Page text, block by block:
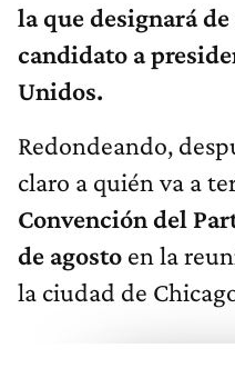
la que designará
candidato a
Unidos.
Redondeando,
claro a quién va a
Convención del
de agosto en la
la ciudad de